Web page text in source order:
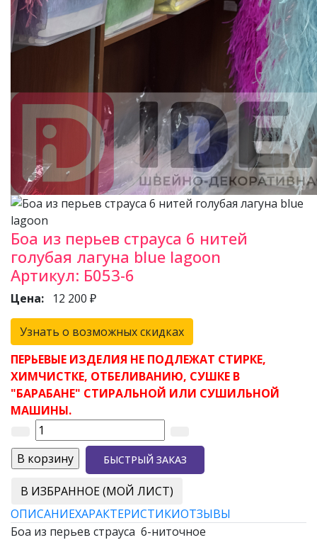
Боа из перьев страуса 6 нитей
голубая лагуна blue lagoon
Артикул: Б053-6
Цена: 12 200 ₽
Узнать о возможных скидках
ПЕРЬЕВЫЕ ИЗДЕЛИЯ НЕ ПОДЛЕЖАТ СТИРКЕ,
ХИМЧИСТКЕ, ОТБЕЛИВАНИЮ, СУШКЕ В
"БАРАБАНЕ" СТИРАЛЬНОЙ ИЛИ СУШИЛЬНОЙ
МАШИНЫ.
БЫСТРЫЙ ЗАКАЗ
В ИЗБРАННОЕ (МОЙ ЛИСТ)
ОПИСАНИЕХАРАКТЕРИСТИКИОТЗЫВЫ
Боа из перьев страуса 6-ниточное